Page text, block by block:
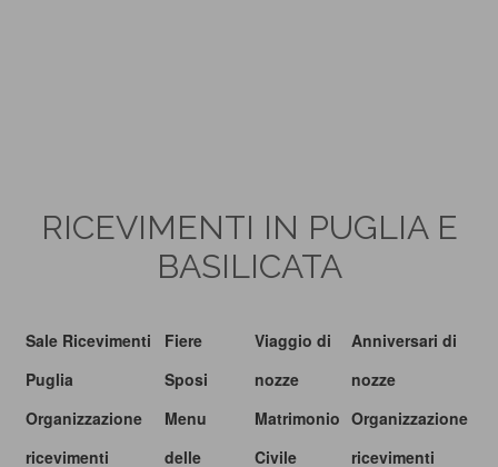
RICEVIMENTI IN PUGLIA E
BASILICATA
Sale Ricevimenti
Puglia
Organizzazione
ricevimenti
Fiere
Sposi
Menu
delle
Viaggio di
nozze
Matrimonio
Civile
Anniversari di
nozze
Organizzazione
ricevimenti